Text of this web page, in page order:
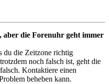
aber die Forenuhr geht immer
du die Zeitzone richtig
noch falsch ist, geht die
Kontaktiere einen
beheben kann.